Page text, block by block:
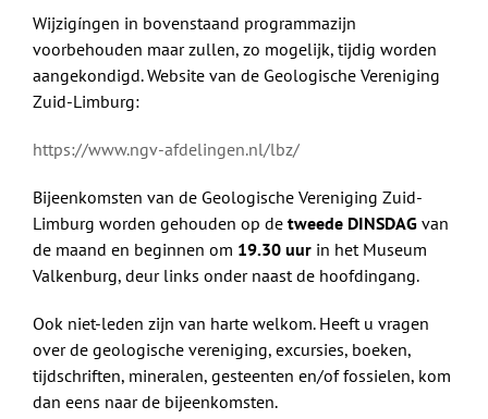
Wijzigíngen in bovenstaand programmazijn
voorbehouden maar zullen, zo mogelijk, tijdig worden
aangekondigd. Website van de Geologische Vereniging
Zuid-Limburg:
https://www.ngv-afdelingen.nl/lbz/
Bijeenkomsten van de Geologische Vereniging Zuid-
Limburg worden gehouden op de tweede DINSDAG van
de maand en beginnen om 19.30 uur in het Museum
Valkenburg, deur links onder naast de hoofdingang.
Ook niet-leden zijn van harte welkom. Heeft u vragen
over de geologische vereniging, excursies, boeken,
tijdschriften, mineralen, gesteenten en/of fossielen, kom
dan eens naar de bijeenkomsten.